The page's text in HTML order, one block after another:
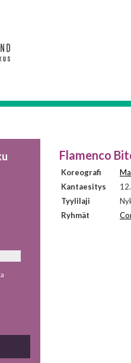
Flamenco
Koreografi
Kantaesitys
Tyylilaji
Ryhmät